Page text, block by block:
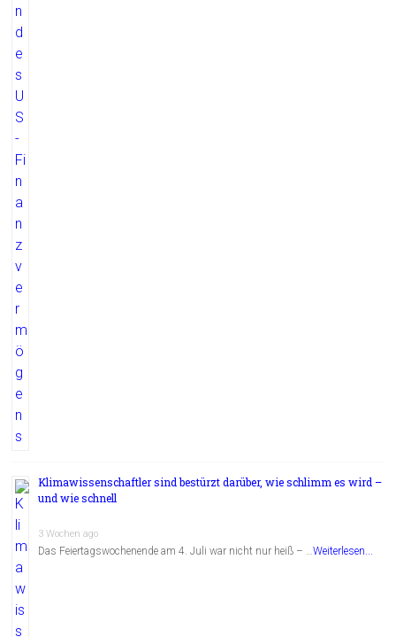
Klimawissenschaftler sind bestürzt darüber, wie schlimm es wird –
und wie schnell
3 Wochen ago
Das Feiertagswochenende am 4. Juli war nicht nur heiß – …Weiterlesen...